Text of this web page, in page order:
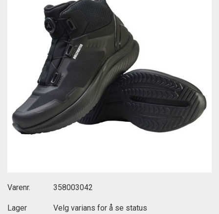
Varenr. 358003042
Lager Velg varians for å se status